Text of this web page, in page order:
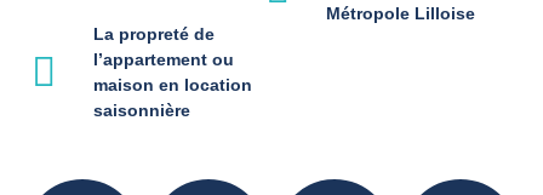
La propreté de
l’appartement ou
maison en location
saisonnière
Métropole Lilloise